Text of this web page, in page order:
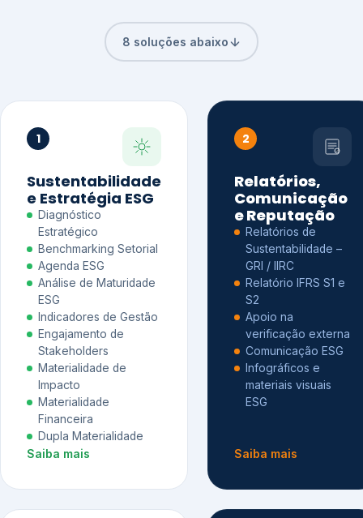
8 soluções abaixo
1
Sustentabilidade
e Estratégia ESG
Diagnóstico
Estratégico
Benchmarking Setorial
Agenda ESG
Análise de Maturidade
ESG
Indicadores de Gestão
Engajamento de
Stakeholders
Materialidade de
Impacto
Materialidade
Financeira
Dupla Materialidade
Saiba mais
2
Relatórios,
Comunicação
e Reputação
Relatórios de
Sustentabilidade –
GRI / IIRC
Relatório IFRS S1 e
S2
Apoio na
verificação externa
Comunicação ESG
Infográficos e
materiais visuais
ESG
Saiba mais